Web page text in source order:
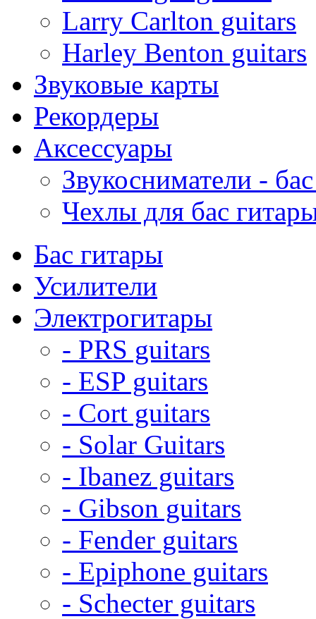
Larry Carlton guitars
Harley Benton guitars
Звуковые карты
Рекордеры
Аксессуары
Звукосниматели -
Чехлы для бас
Бас гитары
Усилители
Электрогитары
- PRS guitars
- ESP guitars
- Cort guitars
- Solar Guitars
- Ibanez guitars
- Gibson guitars
- Fender guitars
- Epiphone guitars
- Schecter guitars